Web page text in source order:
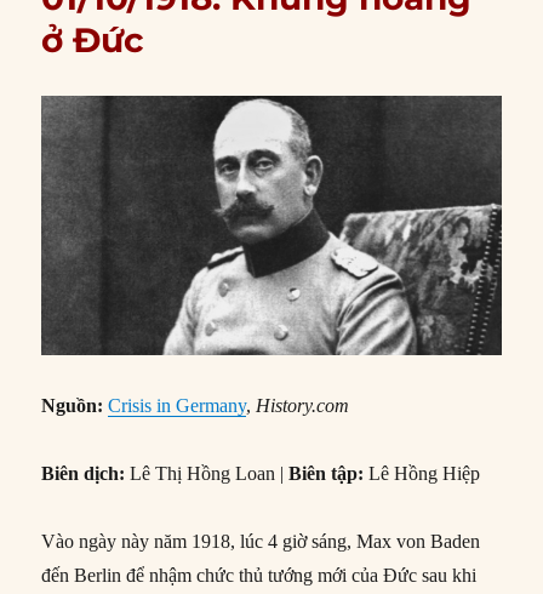
ở Đức
Nguồn: Crisis in Germany,History.com
Biên dịch: Lê Thị Hồng Loan |Biên tập:Lê Hồng Hiệp
Vào ngày này năm 1918, lúc 4 giờ sáng, Max von Baden
đến Berlin để nhậm chức thủ tướng mới của Đức sau khi